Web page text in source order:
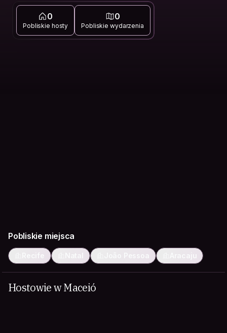
0
Pobliskie hosty
0
Pobliskie wydarzenia
Pobliskie miejsca
Recife Natal João Pessoa Aracaju
Hostowie w Maceió